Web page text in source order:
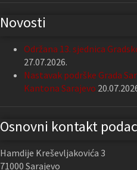
Novosti
Održana 13. sjednica
27.07.2026.
Nastavak podrške Grada
Kantona Sarajevo
Osnovni kontakt
Hamdije Kreševljakovića 3
71000 Sarajevo